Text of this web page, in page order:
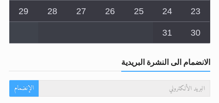
23
24
25
26
27
28
29
30
31
الانضمام الى النشرة البريدية
الإنضمام